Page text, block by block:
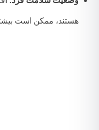
هستند، ممکن است